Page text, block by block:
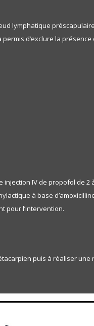
lymphatique
d’exclure la présence
IV de propofol de 2
à base
pour l’intervention.
puis à réaliser une